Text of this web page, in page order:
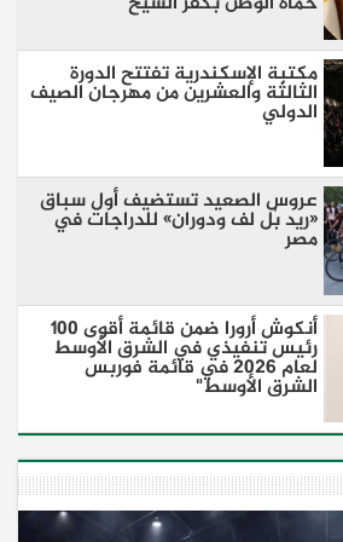
مكتبة الإسكندرية تفتتح الدورة
الثالثة والعشرين من مهرجان الصيف
الدولي
عروس الصعيد تستضيف أول سباق
«ريد بُل لف ودوران» للدراجات في
مصر
أنكوش أرورا ضمن قائمة أقوى 100
رئيس تنفيذي في الشرق الأوسط
لعام 2026 في قائمة فوربس
الشرق الأوسط"